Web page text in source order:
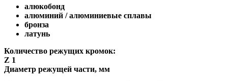
алюкобонд
алюминий / алюминиевые сплавы
бронза
латунь
Количество режущих кромок:
Z 1
Диаметр режущей части, мм